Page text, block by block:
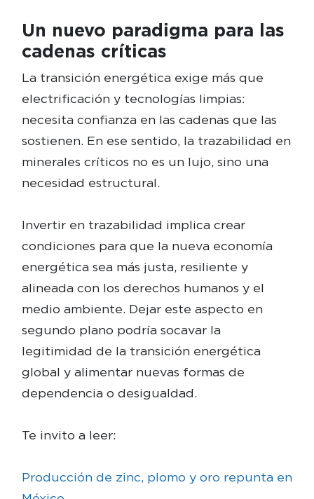
Un nuevo paradigma para las
cadenas críticas
La transición energética exige más que
electrificación y tecnologías limpias:
necesita confianza en las cadenas que las
sostienen. En ese sentido, la trazabilidad en
minerales críticos no es un lujo, sino una
necesidad estructural.
Invertir en trazabilidad implica crear
condiciones para que la nueva economía
energética sea más justa, resiliente y
alineada con los derechos humanos y el
medio ambiente. Dejar este aspecto en
segundo plano podría socavar la
legitimidad de la transición energética
global y alimentar nuevas formas de
dependencia o desigualdad.
Te invito a leer:
Producción de zinc, plomo y oro repunta en